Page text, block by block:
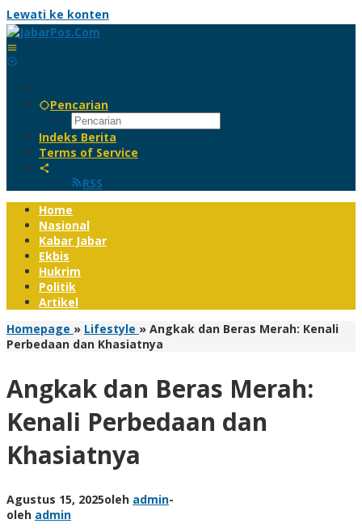
Lewati ke konten
Pencarian
Indeks Berita
Terms of Service
RSS
Home
Nasional
Kabar Jabar
Ekbis
Hukrim
Politik
Artikel
Homepage » Lifestyle » Angkak dan Beras Merah: Kenali
Perbedaan dan Khasiatnya
Angkak dan Beras Merah:
Kenali Perbedaan dan
Khasiatnya
Agustus 15, 2025oleh admin-
oleh admin